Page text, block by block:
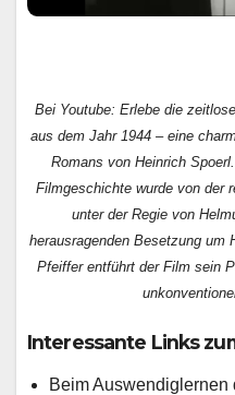
Bei Youtube: Erlebe die
aus dem Jahr 1944 – eine
Romans von Heinrich
Filmgeschichte wurde von der
unter der Regie von
herausragenden Besetzung um
Pfeiffer entführt der Film sein
Interessante Links
Beim Auswendiglernen